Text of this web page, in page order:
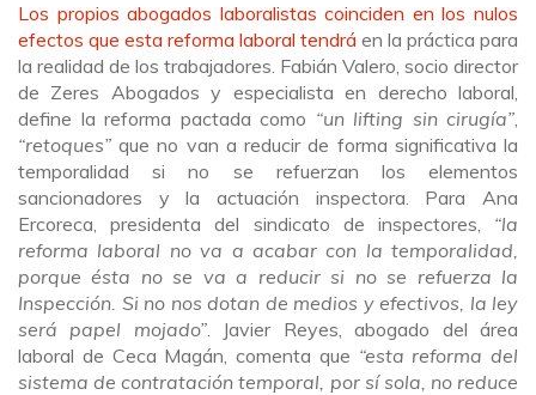
Los propios abogados laboralistas coinciden en los nulos
efectos que esta reforma laboral tendrá en la práctica para
la realidad de los trabajadores. Fabián Valero, socio director
de Zeres Abogados y especialista en derecho laboral,
define la reforma pactada como “un lifting sin cirugía”,
“retoques” que no van a reducir de forma significativa la
temporalidad si no se refuerzan los elementos
sancionadores y la actuación inspectora. Para Ana
Ercoreca, presidenta del sindicato de inspectores, “la
reforma laboral no va a acabar con la temporalidad,
porque ésta no se va a reducir si no se refuerza la
Inspección. Si no nos dotan de medios y efectivos, la ley
será papel mojado”. Javier Reyes, abogado del área
laboral de Ceca Magán, comenta que “esta reforma del
sistema de contratación temporal, por sí sola, no reduce